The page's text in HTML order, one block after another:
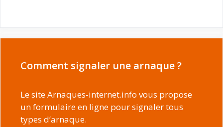
Comment signaler une arnaque ?
Le site Arnaques-internet.info vous propose
un formulaire en ligne pour signaler tous
types d’arnaque.